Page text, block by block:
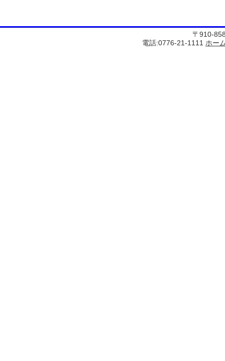
〒910-
電話:0776-21-1111 ホー